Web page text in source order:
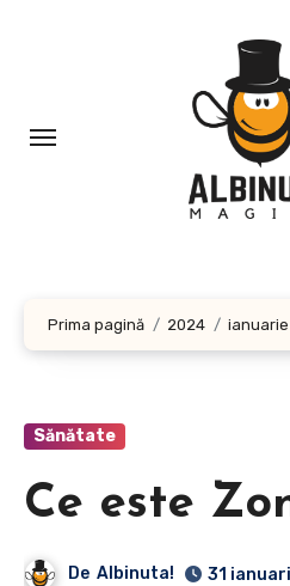
Prima pagină 2024 ianuarie
Sănătate
Ce este
De Albinuta! 31